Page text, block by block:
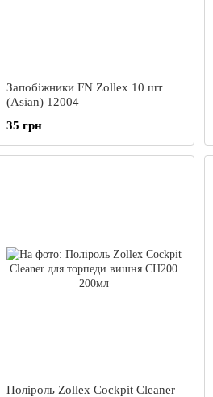
Запобіжники FN Zollex 10 шт
(Asian) 12004
35 грн
Поліроль Zollex Cockpit Cleaner